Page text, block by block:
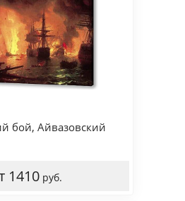
бой, Айвазовский
1410 руб.